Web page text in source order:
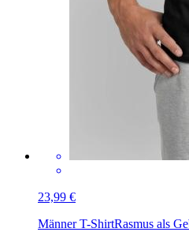
23,99 €
Männer T-ShirtRasmus als